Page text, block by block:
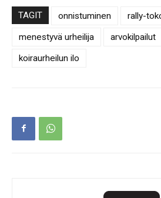
TAGIT onnistuminen
rally-
menestyvä urheilija
arvokilpailut
koiraurheilun ilo